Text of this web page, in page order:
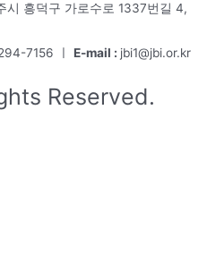
시 흥덕구 가로수로 1337번길 4,
7156 ㅣ E-mail : jbi1@jbi.or.kr
Reserved.